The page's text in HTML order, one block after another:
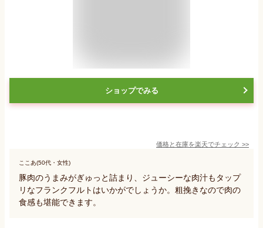
ショップでみる
価格と在庫を楽天でチェック >>
ここあ(50代・女性)
豚肉のうまみがぎゅっと詰まり、ジューシーな肉汁もタップ
リなフランクフルトはいかがでしょうか。粗挽きなので肉の
食感も堪能できます。